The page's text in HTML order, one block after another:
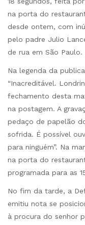
na porta do
desde ontem, com
pelo padre Julio
de rua em São Paulo.
Na legenda da
“Inacreditável.
fechamento desta
na postagem. A
pedaço de papelão
sofrida. É possível
para ninguém”. Na
na porta do
programada para as
No fim da tarde, a
emitiu nota se
à procura do senhor